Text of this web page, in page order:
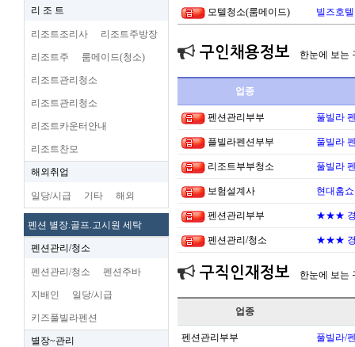
리 조 트
리조트조리사 리조트주방장
리조트주 룸메이드(청소)
리조트관리청소
리조트관리청소
리조트카운터안내
리조트찬모
해외취업
일당/시급 기타 해외
펜션 별장.골프.고시원 세탁
펜션관리/청소
펜션관리/청소 펜션주바
지배인 일당/시급
키즈풀빌라펜션
별장~관리
모텔청소(룸메이드) 빌즈호
구인채용정보 한눈에 보는
업종
펜션관리부부 풀빌라
플빌라펜션부부 풀빌라
리조트부부청소 풀빌라
보험설계사 현대홈
펜션관리부부 ★★★ 경
펜션관리/청소 ★★★ 경
구직인재정보 한눈에 보는
업종
펜션관리부부 풀빌라/